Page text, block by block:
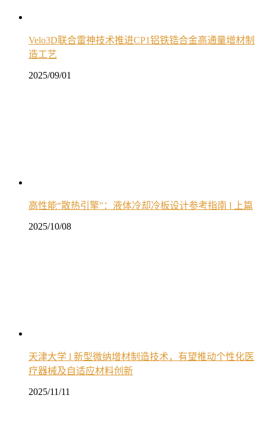
Velo3D联合雷神技术推进CP1铝铁锆合金高通量增材制
造工艺
2025/09/01
高性能“散热引擎”：液体冷却冷板设计参考指南 l 上篇
2025/10/08
天津大学 l 新型微纳增材制造技术，有望推动个性化医
疗器械及自适应材料创新
2025/11/11